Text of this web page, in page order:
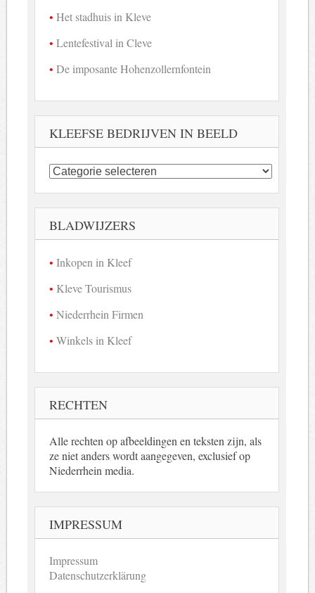
Het stadhuis in Kleve
Lentefestival in Cleve
De imposante Hohenzollernfontein
KLEEFSE BEDRIJVEN IN BEELD
Kleefse
bedrijven
beeld
BLADWIJZERS
Inkopen in Kleef
Kleve Tourismus
Niederrhein Firmen
Winkels in Kleef
RECHTEN
Alle rechten op afbeeldingen en teksten zijn, als
ze niet anders wordt aangegeven, exclusief op
Niederrhein media.
IMPRESSUM
Impressum
Datenschutzerklärung